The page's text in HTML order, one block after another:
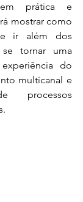
prática e
mostrar como
ir além dos
se tornar uma
do
multicanal e
processos